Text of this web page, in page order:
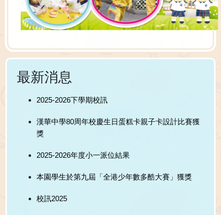
最新消息
2025-2026下學期校訊
漢華中學80周年校慶生日蛋糕卡親子卡設計比賽獲
獎
2025-2026年度小一派位結果
本園學生於第九屆「全港少年數多酷大賽」獲獎
校訊2025